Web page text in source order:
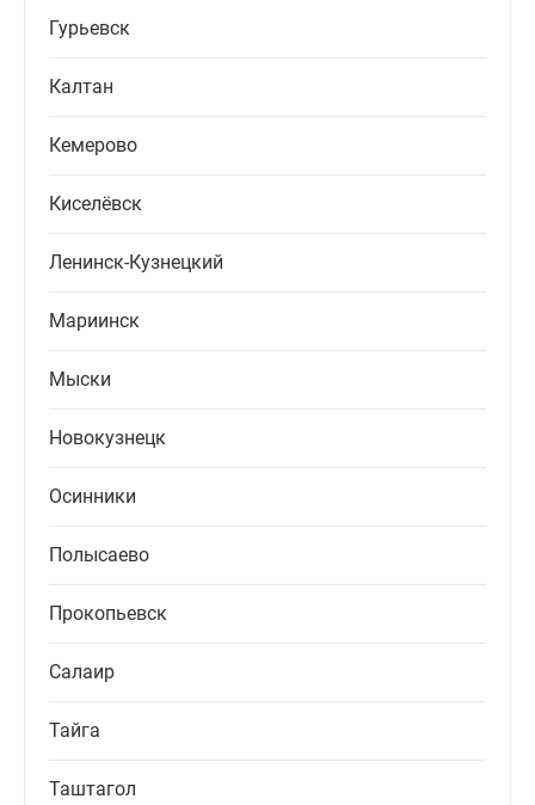
Гурьевск
Калтан
Кемерово
Киселёвск
Ленинск-Кузнецкий
Мариинск
Мыски
Новокузнецк
Осинники
Полысаево
Прокопьевск
Салаир
Тайга
Таштагол